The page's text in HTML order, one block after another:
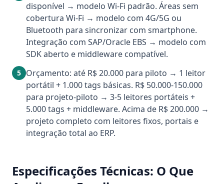
disponível → modelo Wi-Fi padrão. Áreas sem
cobertura Wi-Fi → modelo com 4G/5G ou
Bluetooth para sincronizar com smartphone.
Integração com SAP/Oracle EBS → modelo com
SDK aberto e middleware compatível.
5 Orçamento: até R$ 20.000 para piloto → 1 leitor
portátil + 1.000 tags básicas. R$ 50.000-150.000
para projeto-piloto → 3-5 leitores portáteis +
5.000 tags + middleware. Acima de R$ 200.000 →
projeto completo com leitores fixos, portais e
integração total ao ERP.
Especificações Técnicas: O Que